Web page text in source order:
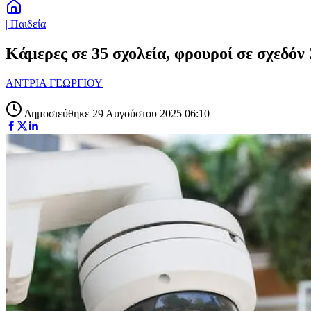
| Παιδεία
Κάμερες σε 35 σχολεία, φρουροί σε σχεδόν
ΑΝΤΡΙΑ ΓΕΩΡΓΙΟΥ
Δημοσιεύθηκε 29 Αυγούστου 2025 06:10